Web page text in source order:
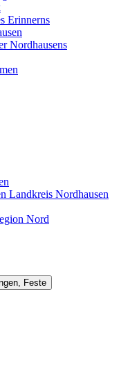
Erinnerns
Nordhausens
Landkreis Nordhausen
Nord
Feste